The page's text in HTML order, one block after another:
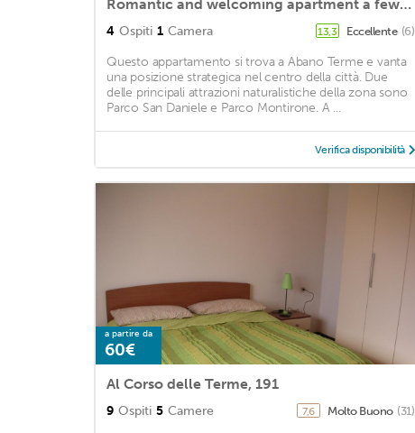
Romantic and welcoming apartment a few steps from the center, with garage
4 Ospiti 1 Camera 13,3 Eccellente (6)
Questo appartamento si trova a Abano Terme e vanta
una posizione strategica nel centro della città. Due
delle principali attrazioni naturalistiche della zona sono
Parco San Daniele e Parco Montirone. A ...
Verifica disponibilità
a partire da
60€
Al Corso delle Terme, 191
9 Ospiti 5 Camere 7,6 Molto Buono (31)